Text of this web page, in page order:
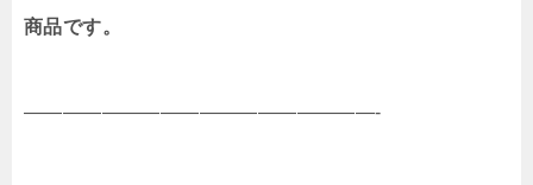
商品です。
——————————————————-